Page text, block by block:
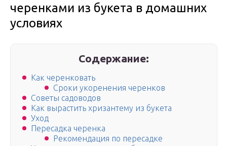
черенками из букета в домашних
условиях
Содержание:
Как черенковать
Сроки укоренения черенков
Советы садоводов
Как вырастить хризантему из букета
Уход
Пересадка черенка
Рекомендация по пересадке